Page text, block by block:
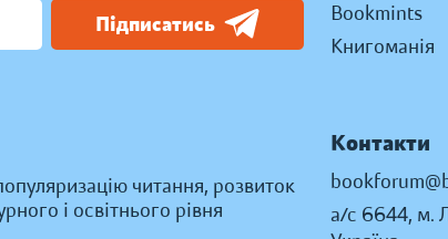
Підписатись
читання, розвиток
і освітнього рівня
Bookmints
Книгоманія
Контакти
а/с 6644, м.